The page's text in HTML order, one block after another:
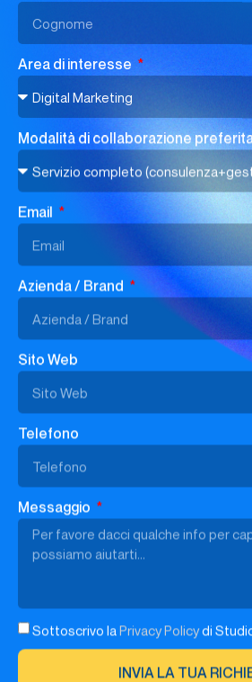
Area di interesse
Modalità di collaborazione
Email
Azienda / Brand
Sito Web
Telefono
Messaggio
Sottoscrivo la Privacy Policydi
INVIA LA TUA